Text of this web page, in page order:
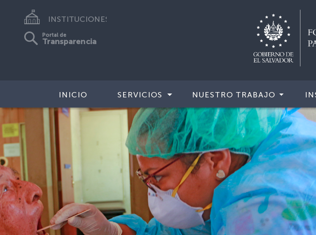
INSTITUCIONES
Portal de
Transparencia
INICIO SERVICIOS NUESTRO TRABAJO